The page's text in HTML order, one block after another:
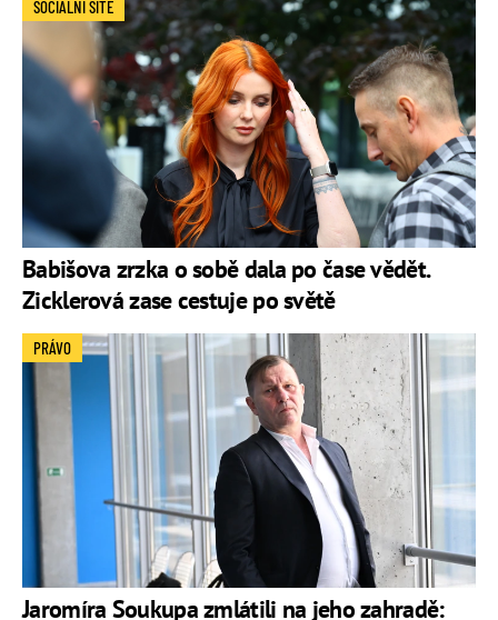
Babišova zrzka o sobě dala po čase vědět.
Zicklerová zase cestuje po světě
SOCIÁLNÍ SÍTĚ
Jaromíra Soukupa zmlátili na jeho zahradě:
PRÁVO